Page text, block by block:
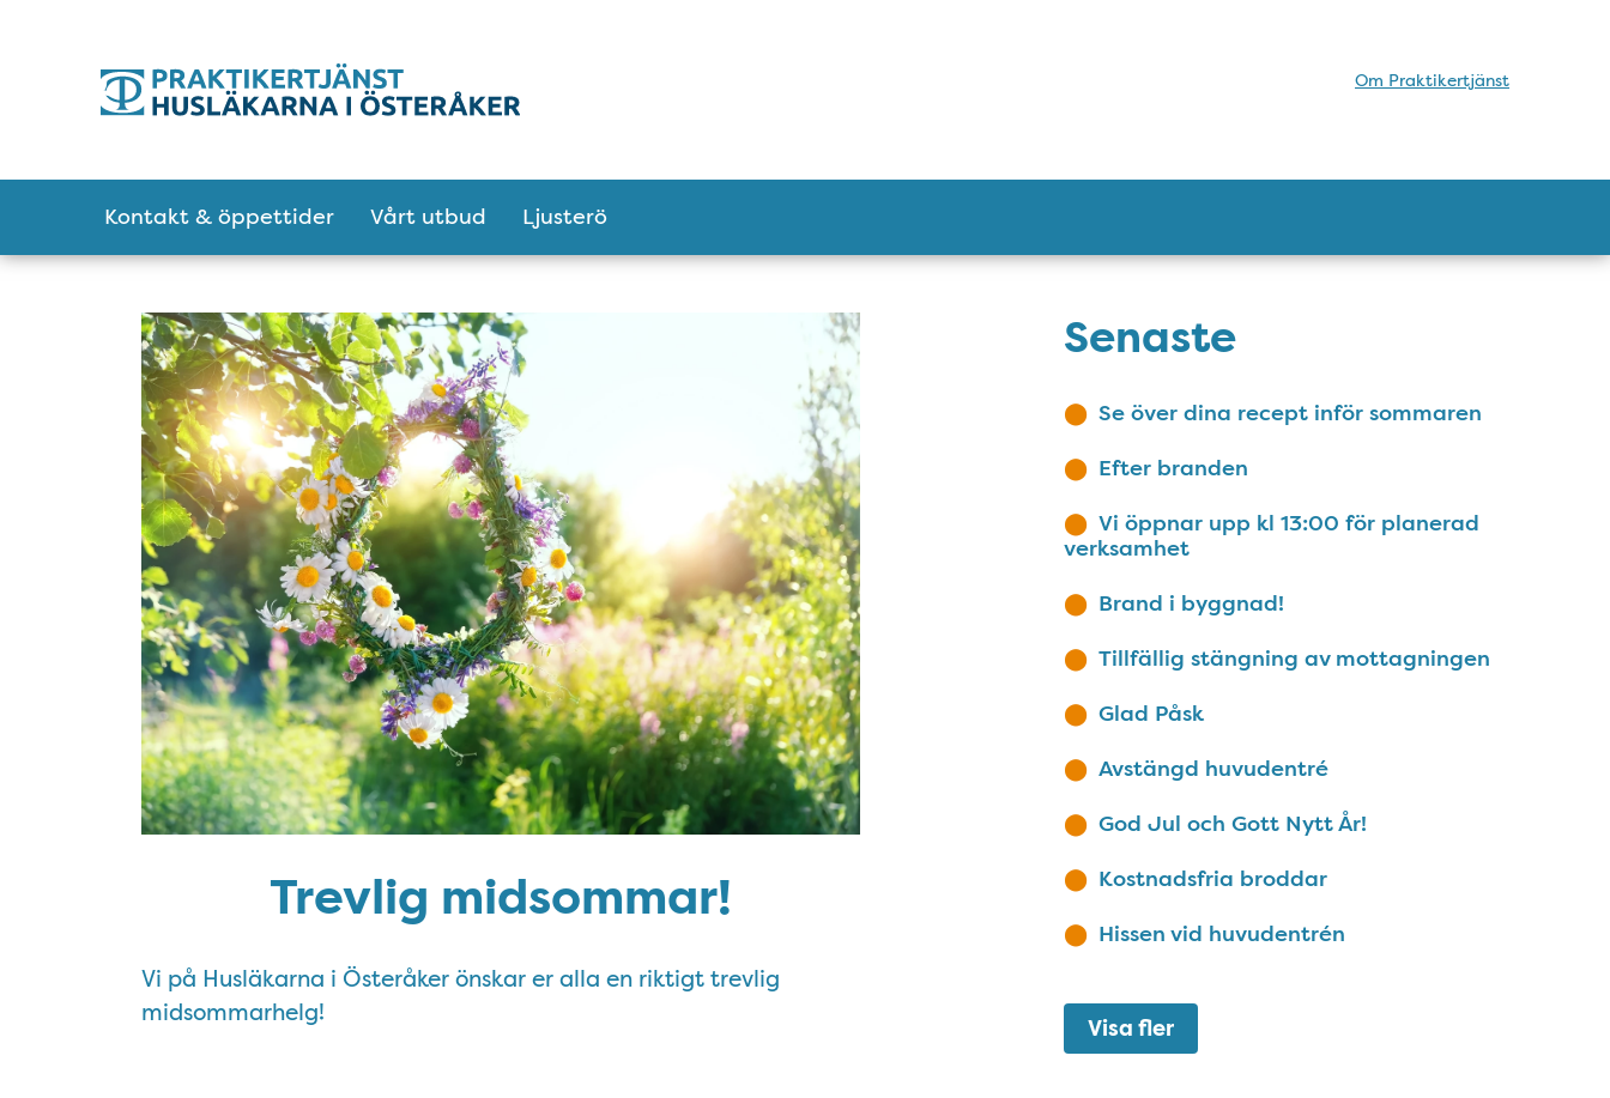
Om Praktikertjänst
Kontakt & öppettider Vårt utbud Ljusterö
Trevlig midsommar!
Vi på Husläkarna i Österåker önskar er alla en riktigt trevlig
midsommarhelg!
Senaste
Se över dina recept inför sommaren
Efter branden
Vi öppnar upp kl 13:00 för planerad
verksamhet
Brand i byggnad!
Tillfällig stängning av mottagningen
Glad Påsk
Avstängd huvudentré
God Jul och Gott Nytt År!
Kostnadsfria broddar
Hissen vid huvudentrén
Visa fler